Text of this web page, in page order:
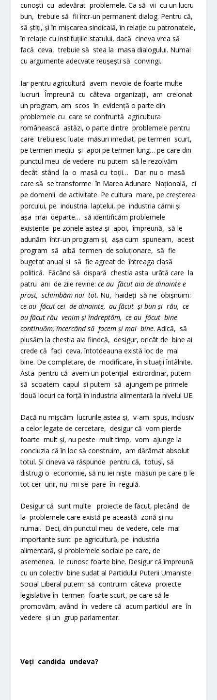
cunoști cu adevărat problemele. Ca să vii cu un lucru
bun, trebuie să fii într-un permanent dialog. Pentru că,
să știți, și în mișcarea sindicală, în relație cu patronatele,
în relație cu instituțiile statului, dacă cineva vrea să
facă ceva, trebuie să stea la masa dialogului. Numai
cu argumente adecvate reușești să convingi.
Iar pentru agricultură avem nevoie de foarte multe
lucruri. Împreună cu câteva organizații, am creionat
un program, am scos în evidență o parte din
problemele cu care se confruntă agricultura
românească astăzi, o parte dintre problemele pentru
care trebuiesc luate măsuri imediat, pe termen scurt,
pe termen mediu și apoi pe termen lung… pe care din
punctul meu de vedere nu putem să le rezolvăm
decât stând la o masă cu toții… Dar nu o masă
care să se transforme în Marea Adunare Națională, ci
pe domenii de activitate. Pe cultura mare, pe creșterea
porcului, pe industria laptelui, pe industria cărnii și
așa mai departe… să identificăm problemele
existente pe zonele astea și apoi, împreună, să le
adunăm într-un program și, așa cum spuneam, acest
program să aibă termen de soluționare, să fie
bugetat anual și să fie agreat de întreaga clasă
politică. Făcând să dispară chestia asta urâtă care la
patru ani de zile revine:ce au făcut aia de dinainte e
prost, schimbăm noi tot. Nu, haideți să ne obișnuim:
ce au făcut cei de dinainte, au făcut și bun și rău, ce
au făcut rău venim și îndreptăm, ce au făcut bine
continuăm, încercând să facem și mai bine. Adică, să
plusăm la chestia aia fiindcă, desigur, oricât de bine ai
crede că faci ceva, întotdeauna există loc de mai
bine. De completare, de modificare, în situații întâlnite.
Asta pentru că avem un potențial extrordinar, putem
să scoatem capul și putem să ajungem pe primele
două locuri ca forță în industria alimentară la nivelul UE.
Dacă nu mișcăm lucrurile astea și, v-am spus, inclusiv
a celor legate de cercetare, desigur că vom pierde
foarte mult și, nu peste mult timp, vom ajunge la
concluzia că în loc să construim, am dărâmat absolut
totul. Și cineva va răspunde pentru că, totuși, să
distrugi o economie, să nu iei niște măsuri pe care ți le
tot cer unii, nu mi se pare în regulă.
Desigur că sunt multe proiecte de făcut, plecând de
la problemele care există pe această zonă și nu
numai. Deci, din punctul meu de vedere, cele mai
importante sunt pe agricultură, pe industria
alimentară, și problemele sociale pe care, de
asemenea, le cunosc foarte bine. Desigur că împreună
cu un colectiv bine sudat al Partidului Puterii Umaniste
Social Liberal putem să contruim câteva proiecte
legislative în termen foarte scurt, pe care să le
promovăm, având în vedere că acum partidul are în
vedere și un grup parlamentar.
Veți candida undeva?